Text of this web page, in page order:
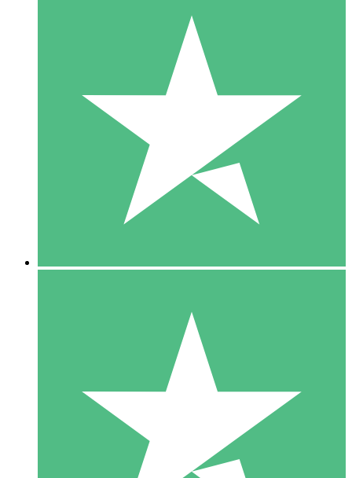
Individuele Creditpakketten
Betaal per gebruik met downloadtegoeden. Geen maandelijkse
1000
10 Downloaden
20 00